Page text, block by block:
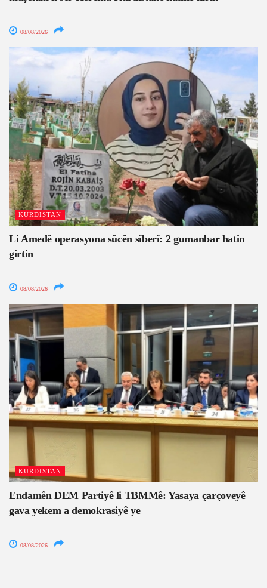
08/08/2026
KURDISTAN
Li Amedê operasyona sûcên sîberî: 2 gumanbar hatin
girtin
08/08/2026
KURDISTAN
Endamên DEM Partiyê li TBMMê: Yasaya çarçoveyê
gava yekem a demokrasiyê ye
08/08/2026